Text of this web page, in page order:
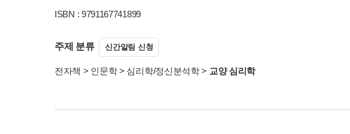
ISBN : 9791167741899
주제 분류 신간알림 신청
전자책 > 인문학> 심리학/정신분석학> 교양 심리학